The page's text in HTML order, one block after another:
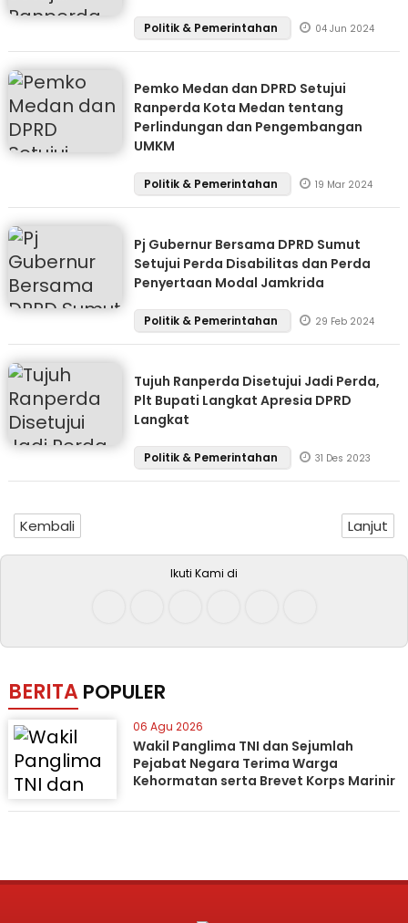
Politik & Pemerintahan 04 Jun 2024
Pemko Medan dan DPRD Setujui
Ranperda Kota Medan tentang
Perlindungan dan Pengembangan
UMKM
Politik & Pemerintahan 19 Mar 2024
Pj Gubernur Bersama DPRD Sumut
Setujui Perda Disabilitas dan Perda
Penyertaan Modal Jamkrida
Politik & Pemerintahan 29 Feb 2024
Tujuh Ranperda Disetujui Jadi Perda,
Plt Bupati Langkat Apresia DPRD
Langkat
Politik & Pemerintahan 31 Des 2023
Kembali Lanjut
Ikuti Kami di
BERITA POPULER
06 Agu 2026
Wakil Panglima TNI dan Sejumlah
Pejabat Negara Terima Warga
Kehormatan serta Brevet Korps Marinir